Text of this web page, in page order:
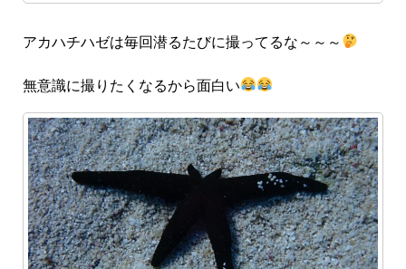
アカハチハゼは毎回潜るたびに撮ってるな～～～
無意識に撮りたくなるから面白い